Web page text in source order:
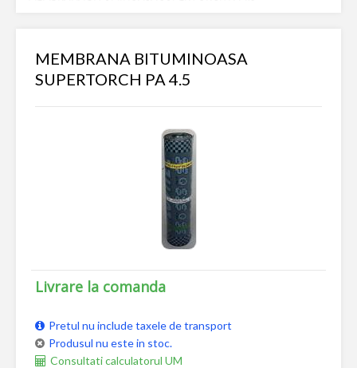
MEMBRANA BITUMINOASA
SUPERTORCH PA 4.5
Livrare la comanda
Pretul nu include taxele de transport
Produsul nu este in stoc.
Consultati calculatorul UM